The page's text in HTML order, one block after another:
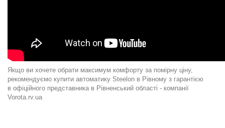
Якщо ви хочете обрати максимум комфорту за помірну ціну,
рекомендуємо купити автоматику Steelon в Рівному з гарантією
в офіційного представника в Рівненський області - компанії
Vorota.rv.ua